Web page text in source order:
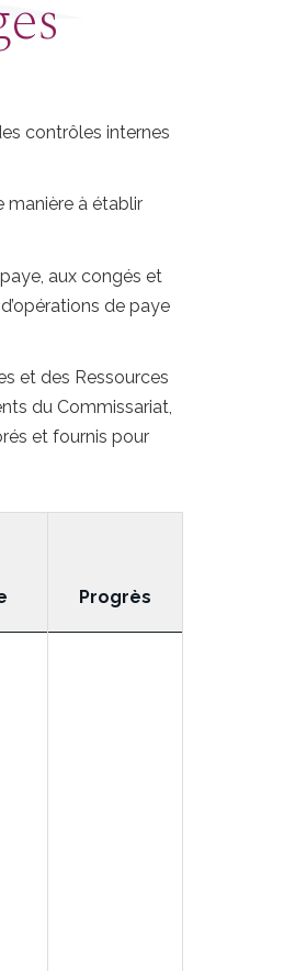
contrôles internes
manière à établir
aux congés et
de paye
et des Ressources
du Commissariat,
et fournis pour
Progrès